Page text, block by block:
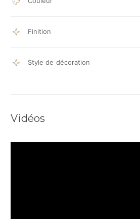
Finition
Style de décoration
Vidéos